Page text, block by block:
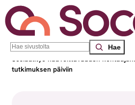
Siirry sisältöön
Search
Socca – Etelä-Suomen sosiaalialan
Sosiaalityö haavoittuvuuden
tutkimuksen päiviin